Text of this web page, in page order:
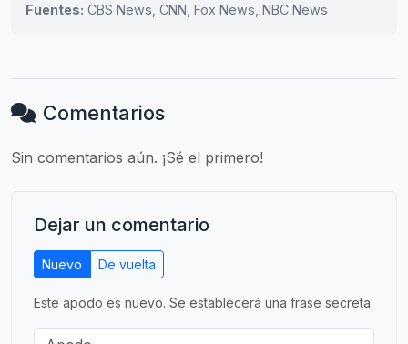
Fuentes: CBS News, CNN, Fox News, NBC News
Comentarios
Sin comentarios aún. ¡Sé el primero!
Dejar un comentario
Nuevo De vuelta
Este apodo es nuevo. Se establecerá una frase secreta.